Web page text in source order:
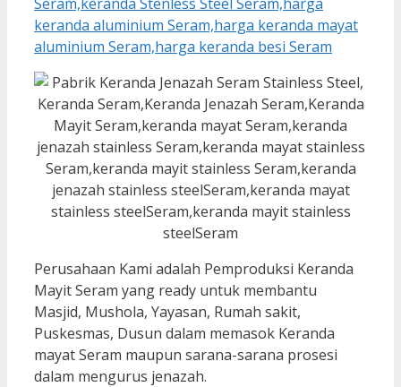
Perusahaan Kami adalah Pemproduksi Keranda
Mayit Seram yang ready untuk membantu
Masjid, Mushola, Yayasan, Rumah sakit,
Puskesmas, Dusun dalam memasok Keranda
mayat Seram maupun sarana-sarana prosesi
dalam mengurus jenazah.